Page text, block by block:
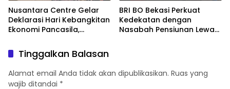
Nusantara Centre Gelar
Deklarasi Hari Kebangkitan
Ekonomi Pancasila,
Djojohadikusumo Anti
Penjajahan (Pergolakan
Ekonomi Politik Indonesia)
& Simposium Nasional
BRI BO Bekasi Perkuat
Kedekatan dengan
Nasabah Pensiunan Lewat
Tinggalkan Balasan
Alamat email Anda tidak akan dipublikasikan. Ruas yang
wajib ditandai *